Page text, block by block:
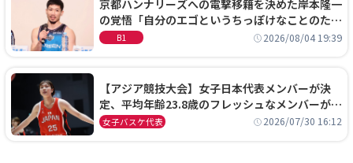
京都ハンナリーズへの電撃移籍を決めた岸本隆一
の覚悟「自分のエゴというちっぽけなことのため
に、京都に来たわけではない」
B1 2026/08/04 19:39
【アジア競技大会】女子日本代表メンバーが決
定、平均年齢23.8歳のフレッシュなメンバーが日
本開催の大舞台で頂点を狙う
女子バスケ代表 2026/07/30 16:12